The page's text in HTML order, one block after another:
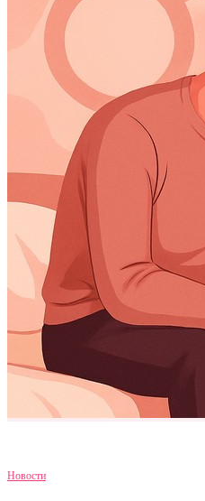
Новости